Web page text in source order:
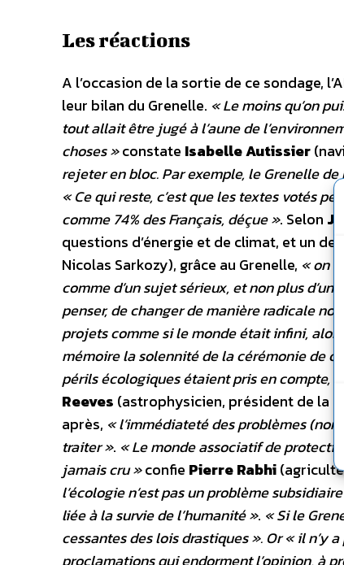
Les réactions
A l’occasion de la sortie de ce sondage,
leur bilan du Grenelle. « Le moins qu’on
tout allait être jugé à l’aune de
choses »constate Isabelle Autissier
rejeter en bloc. Par exemple, le Grenelle
« Ce qui reste, c’est que les textes votés
comme 74% des Français, déçue ». Selon
questions d’énergie et de climat, et un
Nicolas Sarkozy), grâce au Grenelle, « on
comme d’un sujet sérieux, et non plus
penser, de changer de manière radicale
projets comme si le monde était infini,
mémoire la solennité de la cérémonie de
périls écologiques étaient pris en compte,
Reeves (astrophysicien, président de la
après, « l’immédiateté des problèmes
traiter ». « Le monde associatif de
jamais cru »confie Pierre Rabhi
l’écologie n’est pas un problème
liée à la survie de l’humanité ». « Si le
cessantes des lois drastiques ». Or « il n’y
proclamations qui endorment l’opinion, à